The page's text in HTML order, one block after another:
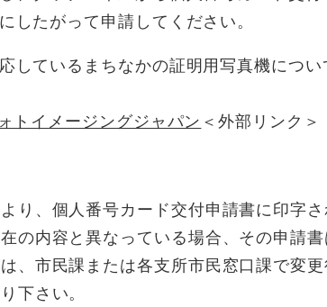
したがって申請してください。
しているまちなかの証明用写真機につ
トイメージングジャパン ＜外部リンク＞
り、個人番号カード交付申請書に印字
の内容と異なっている場合、その申請
、市民課または各支所市民窓口課で変
下さい。